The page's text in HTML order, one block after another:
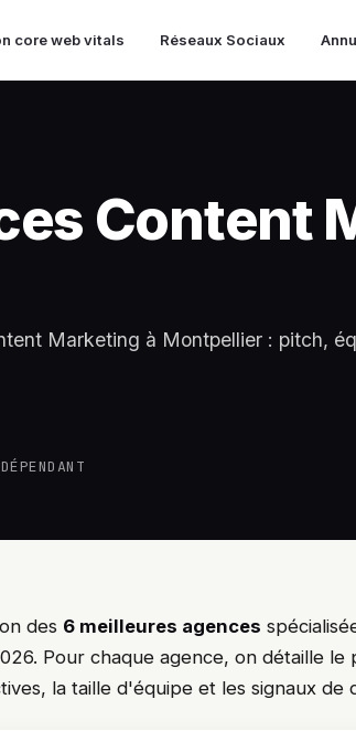
core web vitals Réseaux Sociaux
Content
Marketing à Montpellier : pitch,
des 6 meilleures agences
Pour chaque agence, on détaille le
la taille d'équipe et les signaux de